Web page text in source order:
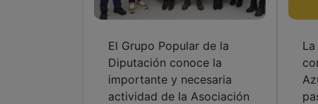
Diputación conoce la
actividad de la Asociación
Contra el Cáncer de
Guadalajara